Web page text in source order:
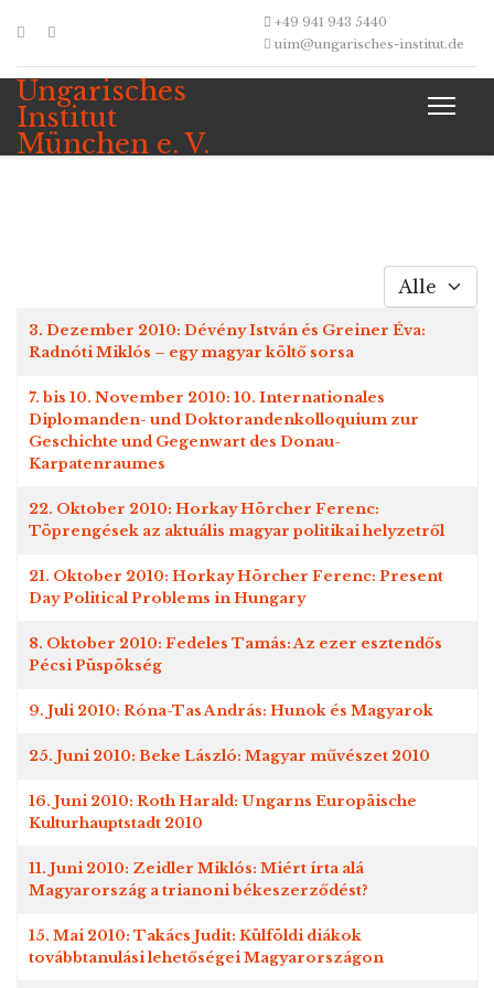
+49 941 943 5440
uim@ungarisches-institut.de
Ungarisches
Institut
München e. V.
Anzeige #
Titel
3. Dezember 2010: Dévény István és Greiner Éva:
Radnóti Miklós – egy magyar költő sorsa
7. bis 10. November 2010: 10. Internationales
Diplomanden- und Doktorandenkolloquium zur
Geschichte und Gegenwart des Donau-
Karpatenraumes
22. Oktober 2010: Horkay Hörcher Ferenc:
Töprengések az aktuális magyar politikai helyzetről
21. Oktober 2010: Horkay Hörcher Ferenc: Present
Day Political Problems in Hungary
8. Oktober 2010: Fedeles Tamás: Az ezer esztendős
Pécsi Püspökség
9. Juli 2010: Róna-Tas András: Hunok és Magyarok
25. Juni 2010: Beke László: Magyar művészet 2010
16. Juni 2010: Roth Harald: Ungarns Europäische
Kulturhauptstadt 2010
11. Juni 2010: Zeidler Miklós: Miért írta alá
Magyarország a trianoni békeszerződést?
15. Mai 2010: Takács Judit: Külföldi diákok
továbbtanulási lehetőségei Magyarországon